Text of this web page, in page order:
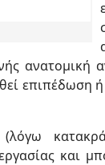
ανατομική
επιπέδωση
και